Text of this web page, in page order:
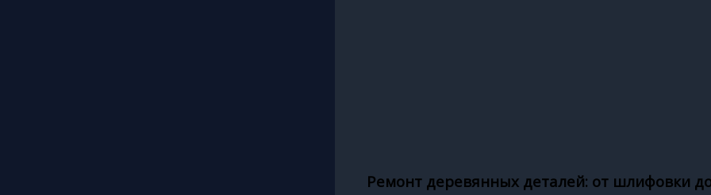
Ремонт деревянных деталей: от шлифовки